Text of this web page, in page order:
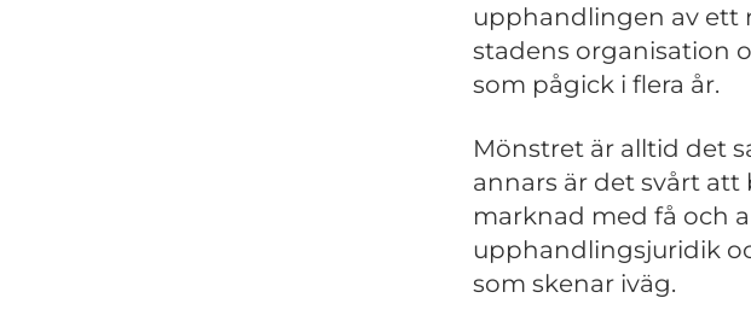
upphandlingen av ett
stadens organisation
som pågick i flera år.
Mönstret är alltid det
annars är det svårt att
marknad med få och
upphandlingsjuridik
som skenar iväg.